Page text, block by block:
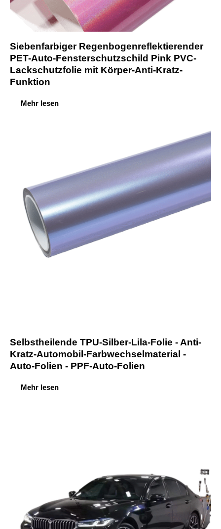
Siebenfarbiger Regenbogenreflektierender
PET-Auto-Fensterschutzschild Pink PVC-
Lackschutzfolie mit Körper-Anti-Kratz-
Funktion
Mehr lesen
Selbstheilende TPU-Silber-Lila-Folie - Anti-
Kratz-Automobil-Farbwechselmaterial -
Auto-Folien - PPF-Auto-Folien
Mehr lesen